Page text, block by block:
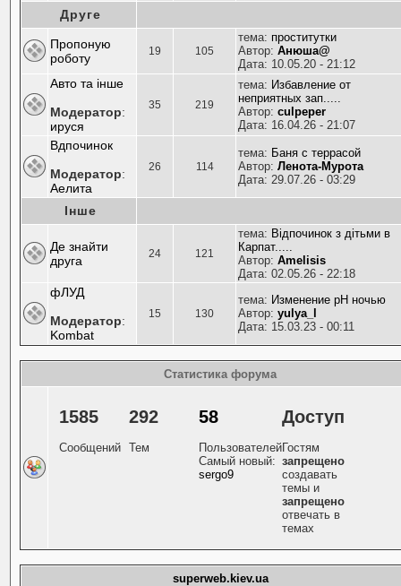
Друге
Пропоную
роботу
19 105
тема: проститутки
Автор:Анюша@
Дата: 10.05.20 - 21:12
Авто та інше
Модератор:
ируся
35 219
тема: Избавление от
неприятных зап.....
Автор:culpeper
Дата: 16.04.26 - 21:07
Вдпочинок
Модератор:
Аелита
26 114
тема: Баня с террасой
Автор:Ленота-Мурота
Дата: 29.07.26 - 03:29
Інше
Де знайти
друга
24 121
тема: Відпочинок з дітьми в
Карпат.....
Автор:Amelisis
Дата: 02.05.26 - 22:18
фЛУД
Модератор:
Kombat
15 130
тема: Изменение pH ночью
Автор:yulya_l
Дата: 15.03.23 - 00:11
Статистика форума
1585
Сообщений
292
Тем
58
Пользователей
Самый новый:
sergo9
Доступ
Гостям
запрещено
создавать
темы и
запрещено
отвечать в
темах
superweb.kiev.ua